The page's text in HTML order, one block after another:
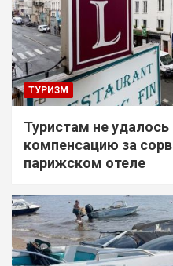
ТУРИЗМ
Туристам не удалось
компенсацию за
парижском отеле